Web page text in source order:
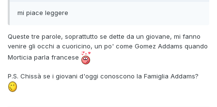
mi piace leggere
Queste tre parole, soprattutto se dette da un giovane, mi fanno
venire gli occhi a cuoricino, un po' come Gomez Addams quando
Morticia parla francese
P.S. Chissà se i giovani d'oggi conoscono la Famiglia Addams?